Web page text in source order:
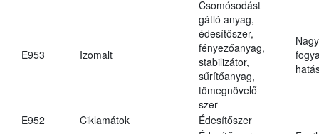
E953 Izomalt
Csomósodást
gátló anyag,
édesítőszer,
fényezőanyag,
stabilizátor,
sűrítőanyag,
tömegnövelő
szer
E952 Ciklamátok
Édesítőszer